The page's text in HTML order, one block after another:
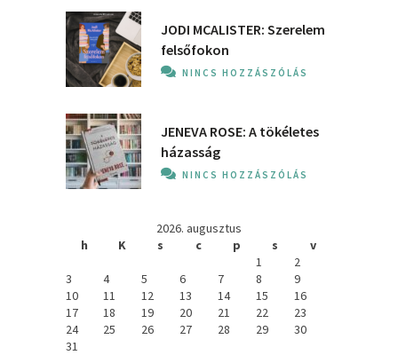
JODI MCALISTER: Szerelem
felsőfokon
NINCS HOZZÁSZÓLÁS
JENEVA ROSE: A ​tökéletes
házasság
NINCS HOZZÁSZÓLÁS
2026. augusztus
h
K s c p s
v
1
2
3
4 5 6 7 8
9
10
11 12 13 14 15
16
17
18 19 20 21 22
23
24
25 26 27 28 29
30
31